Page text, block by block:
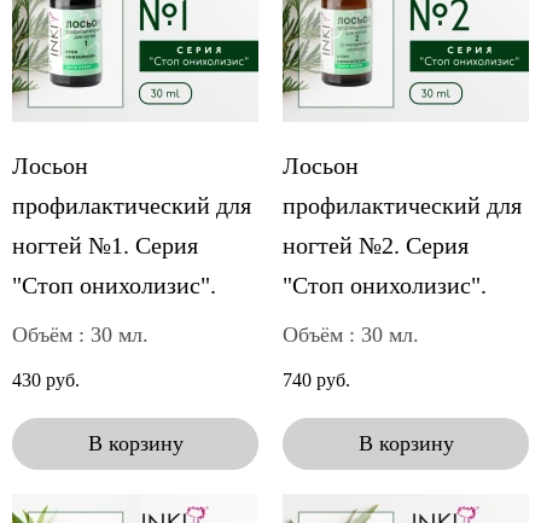
Лосьон
профилактический для
ногтей №1. Серия
"Стоп онихолизис".
Объём : 30 мл.
430 руб.
В корзину
Лосьон
профилактический для
ногтей №2. Серия
"Стоп онихолизис".
Объём : 30 мл.
740 руб.
В корзину